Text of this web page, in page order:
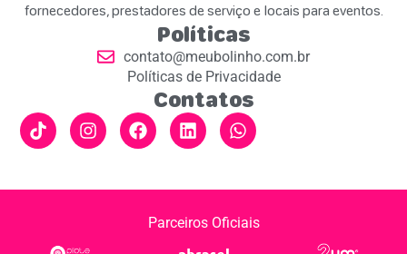
fornecedores, prestadores de serviço e locais para eventos.
Políticas
contato@meubolinho.com.br
Políticas de Privacidade
Contatos
Parceiros Oficiais